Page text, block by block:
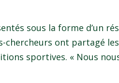
sous la forme d’un
chercheurs ont partagé
sportives. « Nous